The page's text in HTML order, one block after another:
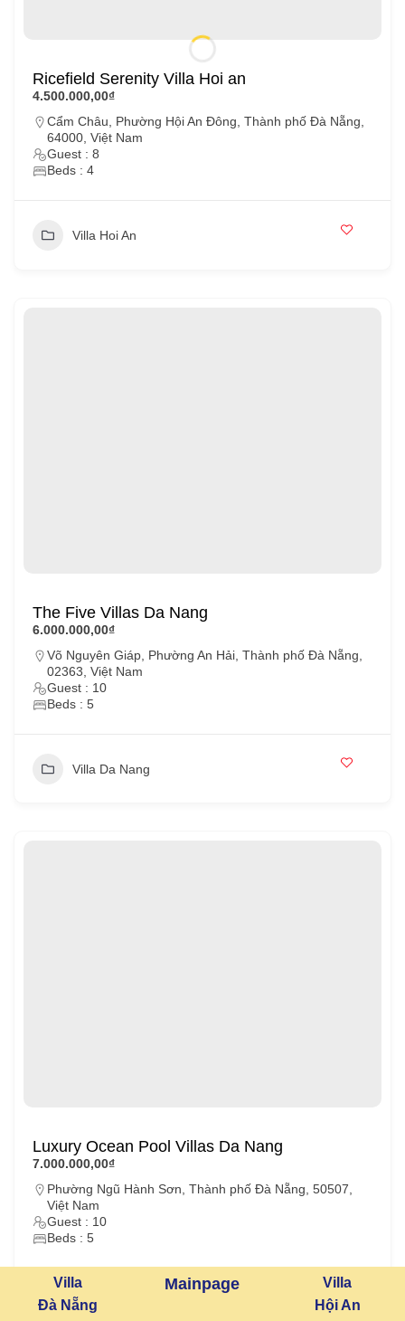
Ricefield Serenity Villa Hoi an
4.500.000,00₫
Cẩm Châu, Phường Hội An Đông, Thành phố Đà Nẵng,
64000, Việt Nam
Guest : 8
Beds : 4
Villa Hoi An
The Five Villas Da Nang
6.000.000,00₫
Võ Nguyên Giáp, Phường An Hải, Thành phố Đà Nẵng,
02363, Việt Nam
Guest : 10
Beds : 5
Villa Da Nang
Luxury Ocean Pool Villas Da Nang
7.000.000,00₫
Phường Ngũ Hành Sơn, Thành phố Đà Nẵng, 50507,
Việt Nam
Guest : 10
Beds : 5
Villa Da Nang
Villa
Đà Nẵng
Mainpage
Villa
Hội An